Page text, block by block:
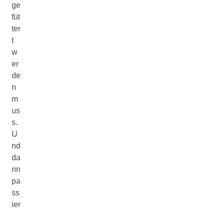
ge
füt
ter
t
w
er
de
n
m
us
s.
U
nd
da
nn
pa
ss
ier